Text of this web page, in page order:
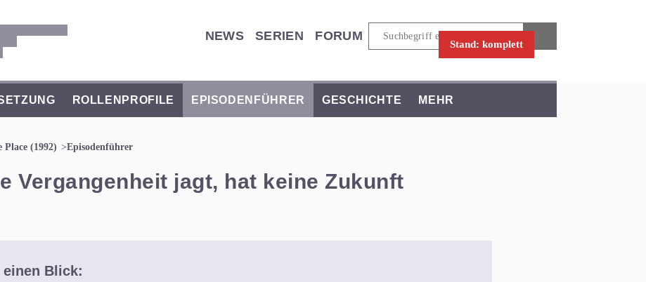
NEWS SERIEN FORUM
Stand: komplett
ROLLENPROFILE EPISODENFÜHRER GESCHICHTE MEHR
Place (1992) Episodenführer
Vergangenheit jagt, hat keine Zukunft
einen Blick: